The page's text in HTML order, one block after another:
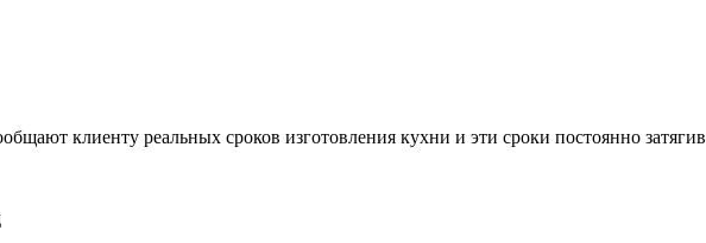
клиенту реальных сроков изготовления кухни и эти сроки постоянно